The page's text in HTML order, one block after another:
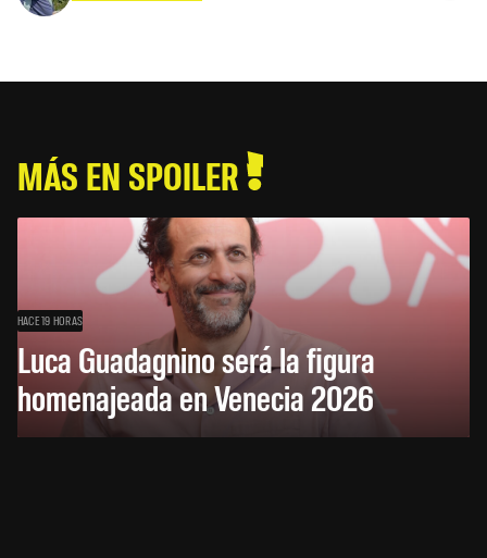
MÁS EN SPOILER
HACE 19 HORAS
Luca Guadagnino será la figura
homenajeada en Venecia 2026